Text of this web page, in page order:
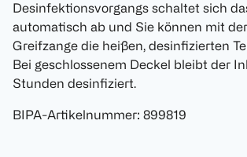
Desinfektionsvorgangs schaltet sich
automatisch ab und Sie können mit
Greifzange die heißen, desinfizierten
Bei geschlossenem Deckel bleibt der
Stunden desinfiziert.
BIPA-Artikelnummer: 899819